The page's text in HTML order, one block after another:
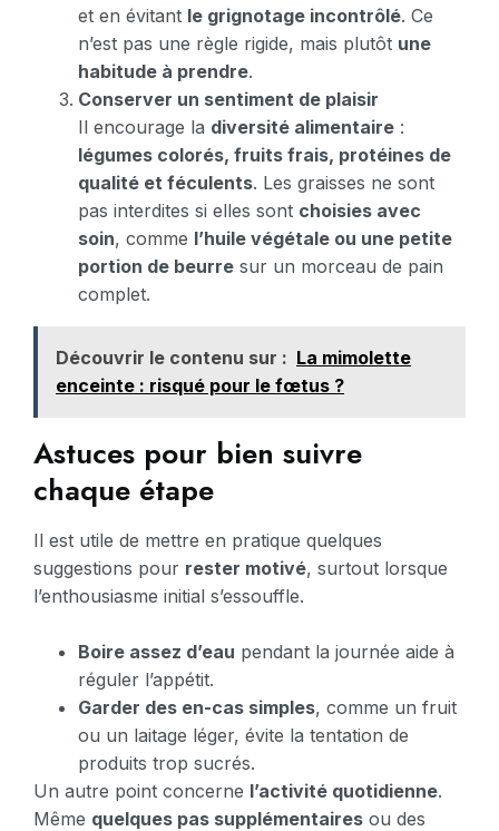
et en évitant le grignotage incontrôlé. Ce
n’est pas une règle rigide, mais plutôt une
habitude à prendre.
Conserver un sentiment de plaisir
Il encourage la diversité alimentaire :
légumes colorés, fruits frais, protéines de
qualité et féculents. Les graisses ne sont
pas interdites si elles sont choisies avec
soin, comme l’huile végétale ou une petite
portion de beurre sur un morceau de pain
complet.
Découvrir le contenu sur : La mimolette
enceinte : risqué pour le fœtus ?
Astuces pour bien suivre
chaque étape
Il est utile de mettre en pratique quelques
suggestions pour rester motivé, surtout lorsque
l’enthousiasme initial s’essouffle.
Boire assez d’eau pendant la journée aide à
réguler l’appétit.
Garder des en-cas simples, comme un fruit
ou un laitage léger, évite la tentation de
produits trop sucrés.
Un autre point concerne l’activité quotidienne.
Même quelques pas supplémentaires ou des